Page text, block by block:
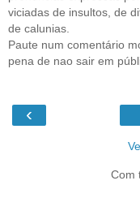
viciadas de insultos, de
de calunias.
Paute num comentário
pena de nao sair em
‹
Com